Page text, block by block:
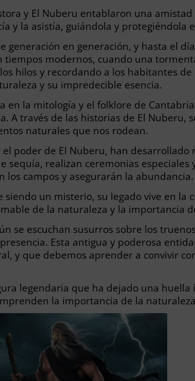
y El Nuberu entablaron una amistad
y la asistía, guiándola y protegiéndola
en generación, y hasta el
modernos, cuando una
hilos y recordando a los habitantes
y su impredecible esencia.
en la mitología y el folklore de
A través de las historias de El Nuberu,
naturales que nos rodean.
el poder de El Nuberu, han
sequía, realizan ceremonias
campos y asegurarán la abundancia.
un misterio, su legado vive en la
de la naturaleza y la importancia
se escuchan susurros sobre los
Esta antigua y poderosa
y que debemos aprender a convivir
legendaria que ha dejado una
la importancia de la